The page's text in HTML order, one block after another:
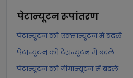
पेटान्यूटनरूपांतरण
पेटान्यूटन को एक्सान्यूटन में बदलें
पेटान्यूटन को टेरान्यूटन में बदलें
पेटान्यूटन को गीगान्यूटन में बदलें